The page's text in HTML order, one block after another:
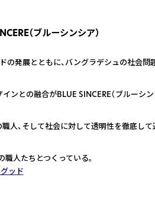
（ブルーシンシア）
発展とともに、バングラデシュの社会問
との融合がBLUE SINCERE（ブルーシン
人、そして社会に対して透明性を徹底して
人たちとつくっている。
ッド